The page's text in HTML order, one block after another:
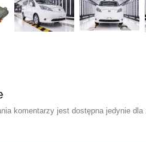
komentarzy jest dostępna jedynie